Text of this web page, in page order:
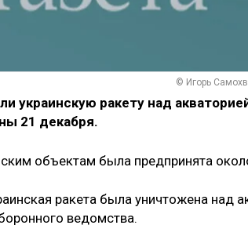
© Игорь
украинскую ракету над
21 декабря.
объектам была предпринята
ракета была уничтожена над
ведомства.